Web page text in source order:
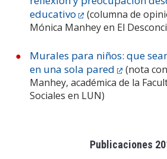
educativo
(columna de
Mónica Manhey en El
Murales para niños: que
en una sola pared
(nota
Manhey, académica de la
Sociales en LUN)
Publicaciones